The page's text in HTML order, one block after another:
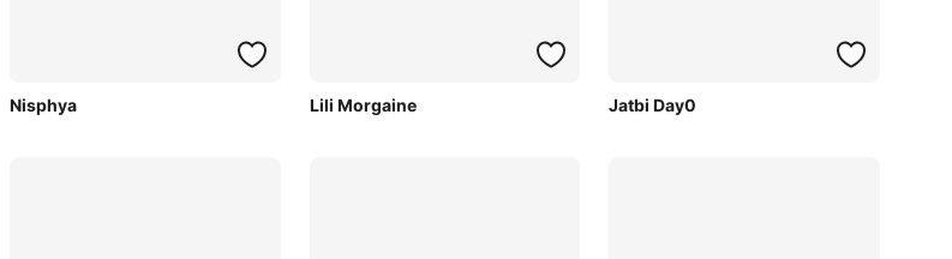
Nisphya Lili Morgaine Jatbi Day0